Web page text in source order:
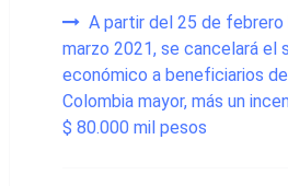
A partir del 25 de febrero
marzo 2021, se cancelará el
económico a beneficiarios
Colombia mayor, más un
$ 80.000 mil pesos